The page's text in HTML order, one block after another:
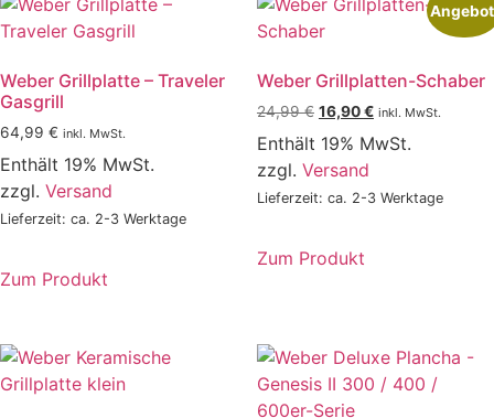
Weber Grillplatte – Traveler
Gasgrill
64,99 € inkl. MwSt.
Enthält 19% MwSt.
zzgl. Versand
Lieferzeit: ca. 2-3 Werktage
Zum Produkt
Weber Grillplatten-Schaber
24,99€ Ursprünglicher
war:
24,99 €
16,90€Aktueller
ist:
inkl. MwSt.
Enthält 19% MwSt.
zzgl. Versand
Lieferzeit: ca. 2-3 Werktage
Zum Produkt